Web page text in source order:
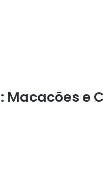
Macacões e